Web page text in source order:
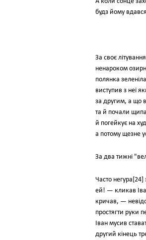
будз йому
За своє
ненароком
полянка
виступив з неї
за другим, а що
та й почали
й погейкує на
а потому щезне
За два тижні
Часто негура[24]
ей! — кликав
кричав, —
простягти руки
Іван мусив
другий кінець